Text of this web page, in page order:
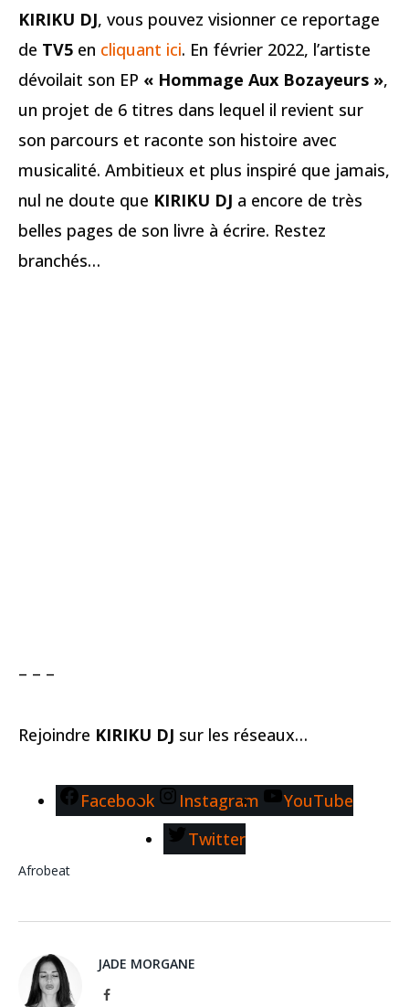
KIRIKU DJ, vous pouvez visionner ce reportage
de TV5 en cliquant ici. En février 2022, l’artiste
dévoilait son EP « Hommage Aux Bozayeurs »,
un projet de 6 titres dans lequel il revient sur
son parcours et raconte son histoire avec
musicalité. Ambitieux et plus inspiré que jamais,
nul ne doute que KIRIKU DJ a encore de très
belles pages de son livre à écrire. Restez
branchés…
– – –
Rejoindre KIRIKU DJ sur les réseaux…
Facebook Instagram
YouTube
Twitter
Afrobeat
JADE MORGANE
Facebook